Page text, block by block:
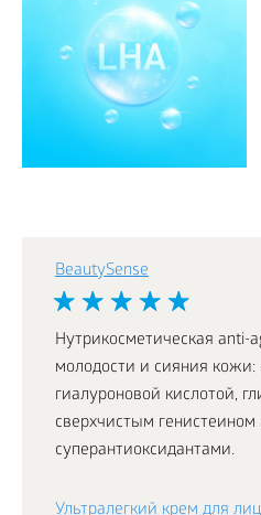
BeautySense
Нутрикосметическая anti-
молодости и сияния
гиалуроновой кислотой,
сверхчистым генистеином
суперантиоксидантами.
Ультралегкий крем для